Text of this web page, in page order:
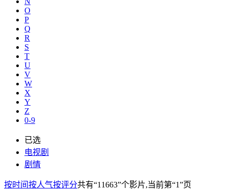
O
P
Q
R
S
T
U
V
W
X
Y
Z
0-9
已选
电视剧
剧情
按时间按人气按评分共有“11663”个影片,当前第“1”页